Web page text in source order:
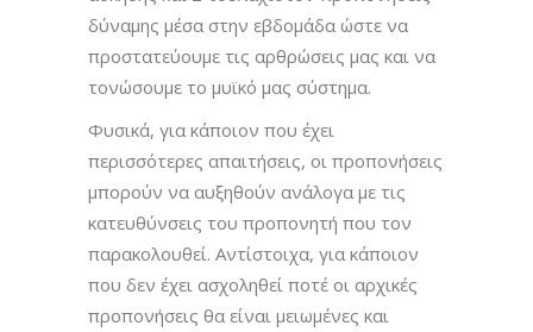
δύναμης μέσα στην εβδομάδα ώστε να
προστατεύουμε τις αρθρώσεις μας και να
τονώσουμε το μυϊκό μας σύστημα.
Φυσικά, για κάποιον που έχει
περισσότερες απαιτήσεις, οι προπονήσεις
μπορούν να αυξηθούν ανάλογα με τις
κατευθύνσεις του προπονητή που τον
παρακολουθεί. Αντίστοιχα, για κάποιον
που δεν έχει ασχοληθεί ποτέ οι αρχικές
προπονήσεις θα είναι μειωμένες και